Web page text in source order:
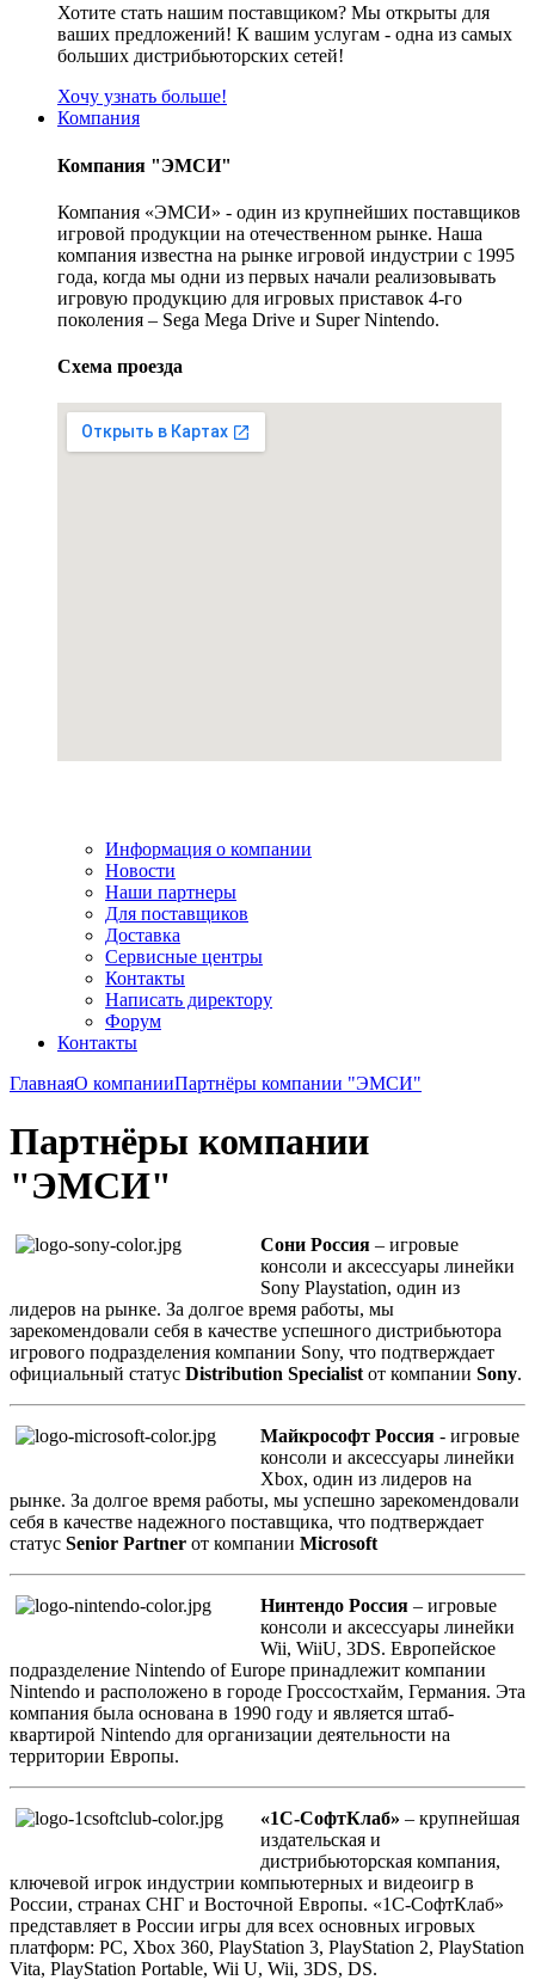
Хотите стать нашим поставщиком? Мы открыты для
ваших предложений! К вашим услугам - одна из самых
больших дистрибьюторских сетей!
Хочу узнать больше!
Компания
Компания "ЭМСИ"
Компания «ЭМСИ» - один из крупнейших поставщиков
игровой продукции на отечественном рынке. Наша
компания известна на рынке игровой индустрии с 1995
года, когда мы одни из первых начали реализовывать
игровую продукцию для игровых приставок 4-го
поколения – Sega Mega Drive и Super Nintendo.
Схема проезда
Информация о компании
Новости
Наши партнеры
Для поставщиков
Доставка
Сервисные центры
Контакты
Написать директору
Форум
Контакты
ГлавнаяО компанииПартнёры компании "ЭМСИ"
Партнёры компании
"ЭМСИ"
Сони Россия – игровые
консоли и аксессуары линейки
Sony Playstation, один из
лидеров на рынке. За долгое время работы, мы
зарекомендовали себя в качестве успешного дистрибьютора
игрового подразделения компании Sony, что подтверждает
официальный статус Distribution Specialist от компании Sony.
Майкрософт Россия - игровые
консоли и аксессуары линейки
Xbox, один из лидеров на
рынке. За долгое время работы, мы успешно зарекомендовали
себя в качестве надежного поставщика, что подтверждает
статус Senior Partner от компании Microsoft
Нинтендо Россия – игровые
консоли и аксессуары линейки
Wii, WiiU, 3DS. Европейское
подразделение Nintendo of Europe принадлежит компании
Nintendo и расположено в городе Гроссостхайм, Германия. Эта
компания была основана в 1990 году и является штаб-
квартирой Nintendo для организации деятельности на
территории Европы.
«1С-СофтКлаб» – крупнейшая
издательская и
дистрибьюторская компания,
ключевой игрок индустрии компьютерных и видеоигр в
России, странах СНГ и Восточной Европы. «1С-СофтКлаб»
представляет в России игры для всех основных игровых
платформ: PC, Xbox 360, PlayStation 3, PlayStation 2, PlayStation
Vita, PlayStation Portable, Wii U, Wii, 3DS, DS.